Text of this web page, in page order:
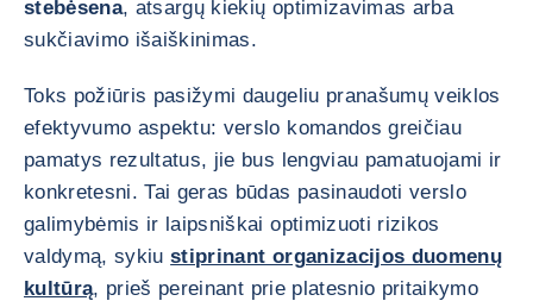
stebėsena, atsargų kiekių optimizavimas arba
sukčiavimo išaiškinimas.
Toks požiūris pasižymi daugeliu pranašumų veiklos
efektyvumo aspektu: verslo komandos greičiau
pamatys rezultatus, jie bus lengviau pamatuojami ir
konkretesni. Tai geras būdas pasinaudoti verslo
galimybėmis ir laipsniškai optimizuoti rizikos
valdymą, sykiustiprinant organizacijos duomenų
kultūrą, prieš pereinant prie platesnio pritaikymo